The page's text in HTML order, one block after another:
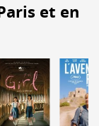
et en